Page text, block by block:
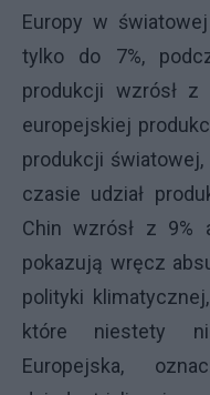
Europy w
tylko do 7%,
produkcji wzrósł z
europejskiej
produkcji światowej,
czasie udział
Chin wzrósł z 9%
pokazują wręcz
polityki
które niestety
Europejska,